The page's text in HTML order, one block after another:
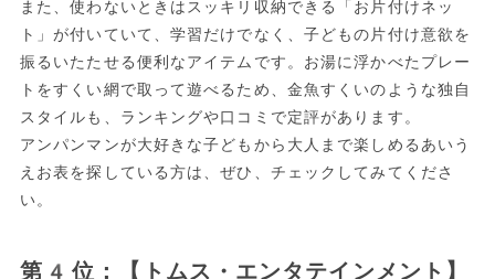
また、使わないときはスッキリ収納できる「お片付けネッ
ト」が付いていて、学習だけでなく、子どもの片付け意欲を
振るいたたせる便利なアイテムです。お湯に浮かべたプレー
トをすくい網で取って遊べるため、金魚すくいのような独自
スタイルも、ランキングや口コミで定評があります。
アンパンマンが大好きな子どもから大人まで楽しめるあいう
えお表を探している方は、ぜひ、チェックしてみてくださ
い。
第4位：【トムス・エンタテインメント】